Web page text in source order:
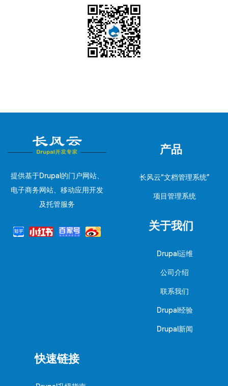
提供基于Drupal的门户网站、
电子商务网站、移动应用开发
及托管服务
产品
长风云“文档管理系统”
项目管理系统
关于我们
Drupal运维
公司介绍
联系我们
Drupal经验
Drupal新闻
快速链接